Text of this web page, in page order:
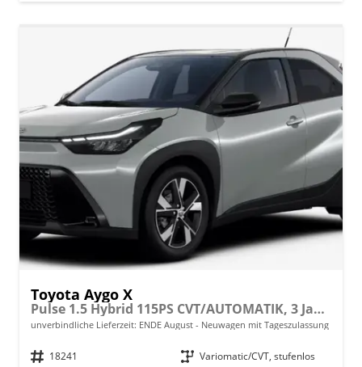
Toyota Aygo X
Pulse 1.5 Hybrid 115PS CVT/AUTOMATIK, 3 Jahre Garantie, 17" Alufelgen, Uni-Lackierung Tarragon /Dach schwarz, Privacy-Glas, Sitzheizung, Rückfahrkamera, Klimaautomatik, Audiosystem 9" + Smartphone-Integration, Lederlenkrad, ACC, ZV mit Fernbedienung
unverbindliche Lieferzeit: ENDE August Neuwagen mit Tageszulassung
Fahrzeugnr. 18241 Getriebe Variomatic/CVT, stufenlos